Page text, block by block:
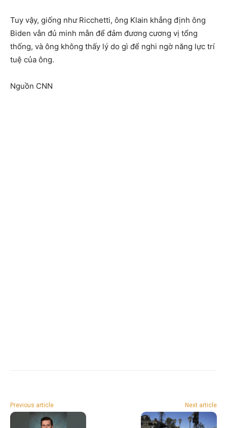
Tuy vậy, giống như Ricchetti, ông Klain khẳng định ông
Biden vẫn đủ minh mẫn để đảm đương cương vị tổng
thống, và ông không thấy lý do gì để nghi ngờ năng lực trí
tuệ của ông.
Nguồn CNN
Previous article Next article